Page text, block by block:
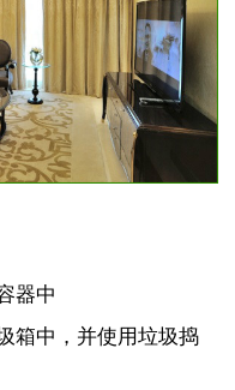
器中
箱中，并使用垃圾捣